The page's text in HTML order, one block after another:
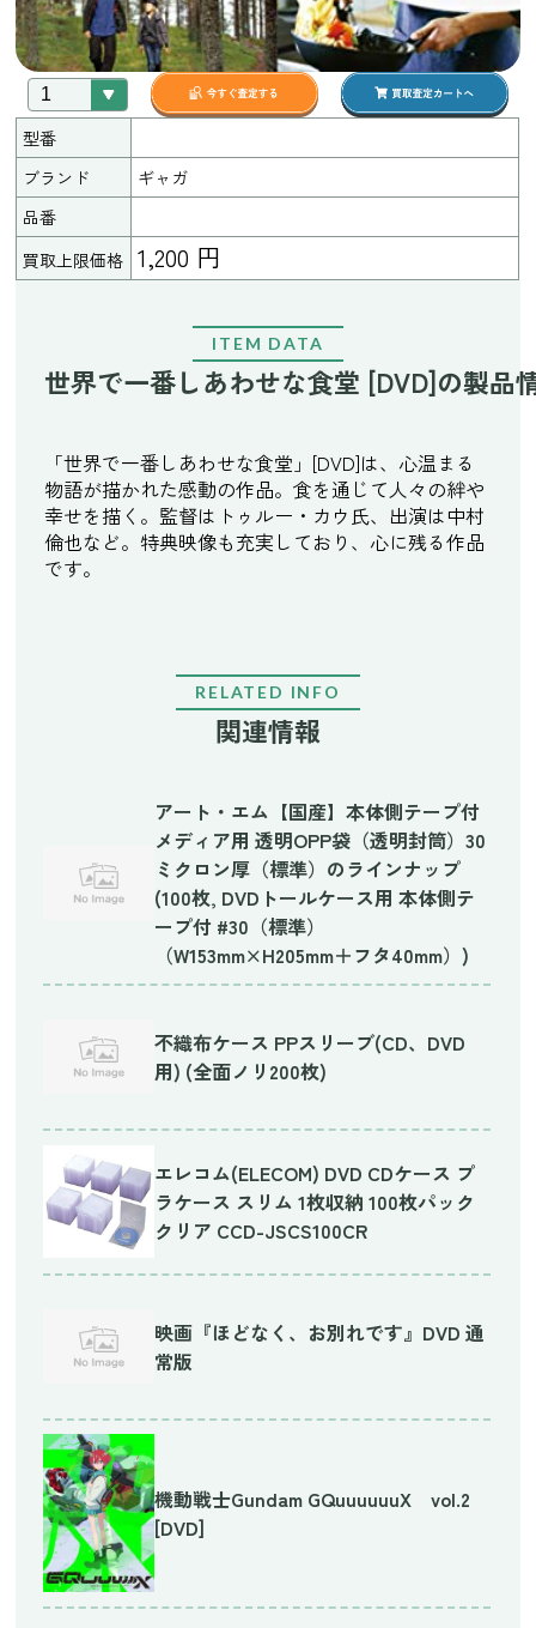
型番
ブランド
ギャガ
品番
買取上限価格
1,200 円
ITEM DATA
世界で一番しあわせな食堂 [DVD]の製品
「世界で一番しあわせな食堂」[DVD]は、心温まる
物語が描かれた感動の作品。食を通じて人々の絆や
幸せを描く。監督はトゥルー・カウ氏、出演は中村
倫也など。特典映像も充実しており、心に残る作品
です。
RELATED INFO
関連情報
アート・エム【国産】本体側テープ付
メディア用 透明OPP袋（透明封筒）30
ミクロン厚（標準）のラインナップ
(100枚, DVDトールケース用 本体側テ
ープ付 #30（標準）
（W153mm×H205mm＋フタ40mm）)
不織布ケース PPスリーブ(CD、DVD
用) (全面ノリ200枚)
エレコム(ELECOM) DVD CDケース プ
ラケース スリム 1枚収納 100枚パック
クリア CCD-JSCS100CR
映画『ほどなく、お別れです』DVD 通
常版
機動戦士Gundam GQuuuuuuX vol.2
[DVD]